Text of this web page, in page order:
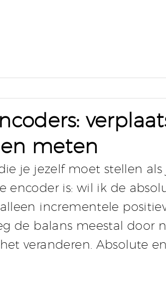
meten
je jezelf moet stellen
encoder is: wil ik de
incrementele
de balans meestal door
veranderen. Absolute